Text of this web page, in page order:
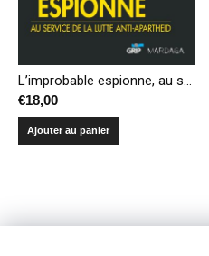
L’improbable espionne, au service de la lutte anti-apartheid
€18,00
Ajouter au panier